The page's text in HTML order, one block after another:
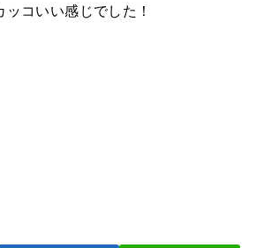
コいい感じでした！